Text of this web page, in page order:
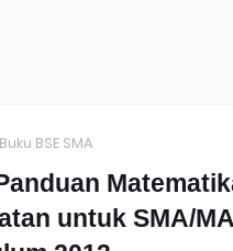
Buku BSE SMA
untuk SMA/